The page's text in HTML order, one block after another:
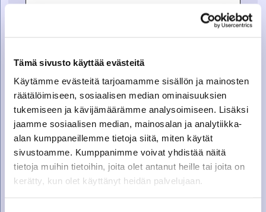
Tämä sivusto käyttää evästeitä
Käytämme evästeitä tarjoamamme sisällön ja mainosten
räätälöimiseen, sosiaalisen median ominaisuuksien
tukemiseen ja kävijämäärämme analysoimiseen. Lisäksi
jaamme sosiaalisen median, mainosalan ja analytiikka-
alan kumppaneillemme tietoja siitä, miten käytät
sivustoamme. Kumppanimme voivat yhdistää näitä
tietoja muihin tietoihin, joita olet antanut heille tai joita on
kerätty, kun olet käyttänyt heidän palvelujaan.
SOITA VARAOSAMYYNTIIN
Varaosamyynti